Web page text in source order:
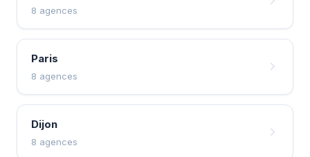
8 agences
Paris
8 agences
Dijon
8 agences